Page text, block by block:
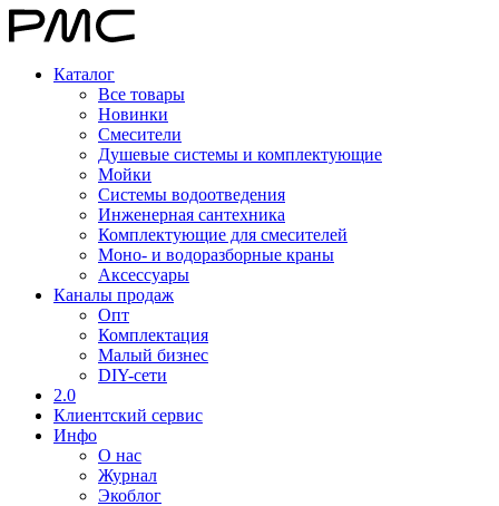
Каталог
Все товары
Новинки
Смесители
Душевые системы и комплектующие
Мойки
Системы водоотведения
Инженерная сантехника
Комплектующие для смесителей
Моно- и водоразборные краны
Аксессуары
Каналы продаж
Опт
Комплектация
Малый бизнес
DIY-сети
2.0
Клиентский сервис
Инфо
О нас
Журнал
Экоблог